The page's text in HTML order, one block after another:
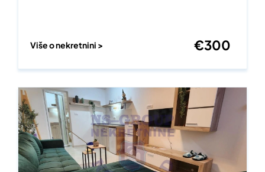
Više o nekretnini > €300